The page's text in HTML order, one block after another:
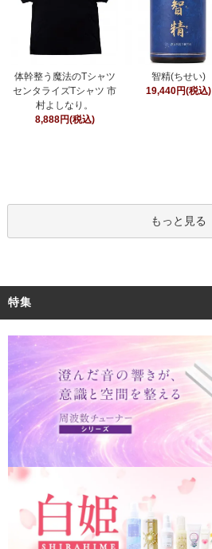
体幹整う魔法のTシャツ
センタライズTシャツ 市
村よしなり。
8,888円(税込)
智精(ちせい)
19,440円(税込)
もっと見る
特集